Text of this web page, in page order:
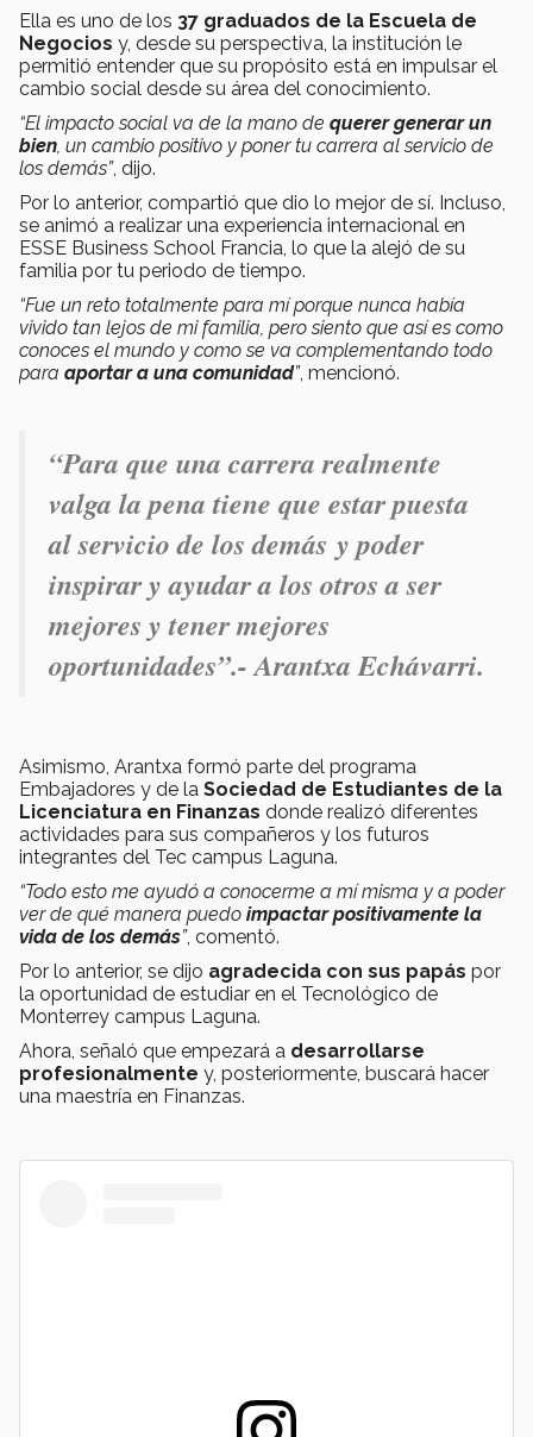
Ella es uno de los 37 graduados de la Escuela de
Negocios y, desde su perspectiva, la institución le
permitió entender que su propósito está en impulsar el
cambio social desde su área del conocimiento.
“El impacto social va de la mano de querer generar un
bien, un cambio positivo y poner tu carrera al servicio de
los demás”, dijo.
Por lo anterior, compartió que dio lo mejor de sí. Incluso,
se animó a realizar una experiencia internacional en
ESSE Business School Francia, lo que la alejó de su
familia por tu periodo de tiempo.
“Fue un reto totalmente para mí porque nunca había
vivido tan lejos de mi familia, pero siento que así es como
conoces el mundo y como se va complementando todo
para aportar a una comunidad”, mencionó.
“Para que una carrera realmente
valga la pena tiene que estar puesta
al servicio de los demás y poder
inspirar y ayudar a los otros a ser
mejores y tener mejores
oportunidades”.- Arantxa Echávarri.
Asimismo, Arantxa formó parte del programa
Embajadores y de la Sociedad de Estudiantes de la
Licenciatura en Finanzas donde realizó diferentes
actividades para sus compañeros y los futuros
integrantes del Tec campus Laguna.
“Todo esto me ayudó a conocerme a mí misma y a poder
ver de qué manera puedo impactar positivamente la
vida de los demás”, comentó.
Por lo anterior, se dijo agradecida con sus papás por
la oportunidad de estudiar en el Tecnológico de
Monterrey campus Laguna.
Ahora, señaló que empezará a desarrollarse
profesionalmente y, posteriormente, buscará hacer
una maestría en Finanzas.